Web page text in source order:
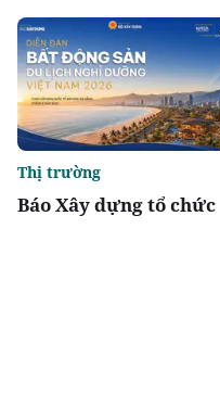
Báo Xây dựng tổ chức
Thị trường